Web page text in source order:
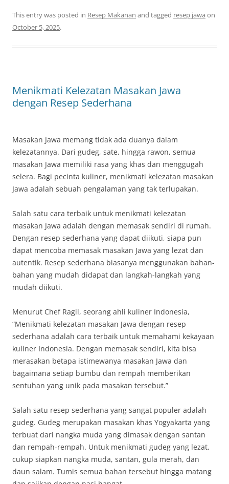
This entry was posted in Resep Makanan and tagged resep jawa on
October 5, 2025.
Menikmati Kelezatan Masakan Jawa
dengan Resep Sederhana
Masakan Jawa memang tidak ada duanya dalam
kelezatannya. Dari gudeg, sate, hingga rawon, semua
masakan Jawa memiliki rasa yang khas dan menggugah
selera. Bagi pecinta kuliner, menikmati kelezatan masakan
Jawa adalah sebuah pengalaman yang tak terlupakan.
Salah satu cara terbaik untuk menikmati kelezatan
masakan Jawa adalah dengan memasak sendiri di rumah.
Dengan resep sederhana yang dapat diikuti, siapa pun
dapat mencoba memasak masakan Jawa yang lezat dan
autentik. Resep sederhana biasanya menggunakan bahan-
bahan yang mudah didapat dan langkah-langkah yang
mudah diikuti.
Menurut Chef Ragil, seorang ahli kuliner Indonesia,
“Menikmati kelezatan masakan Jawa dengan resep
sederhana adalah cara terbaik untuk memahami kekayaan
kuliner Indonesia. Dengan memasak sendiri, kita bisa
merasakan betapa istimewanya masakan Jawa dan
bagaimana setiap bumbu dan rempah memberikan
sentuhan yang unik pada masakan tersebut.”
Salah satu resep sederhana yang sangat populer adalah
gudeg. Gudeg merupakan masakan khas Yogyakarta yang
terbuat dari nangka muda yang dimasak dengan santan
dan rempah-rempah. Untuk menikmati gudeg yang lezat,
cukup siapkan nangka muda, santan, gula merah, dan
daun salam. Tumis semua bahan tersebut hingga matang